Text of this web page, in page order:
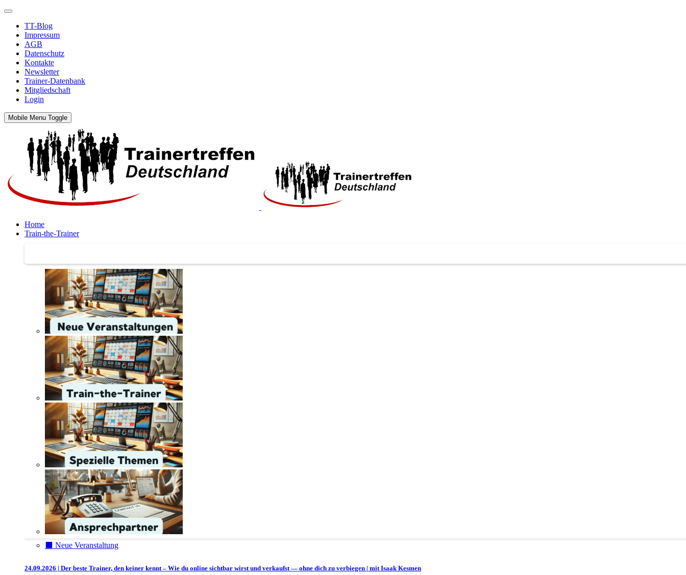
TT-Blog
Impressum
AGB
Datenschutz
Kontakte
Newsletter
Trainer-Datenbank
Mitgliedschaft
Login
Mobile Menu Toggle
Home
Train-the-Trainer
⬛️ Neue Veranstaltung
24.09.2026 | Der beste Trainer, den keiner kennt – Wie du online sichtbar wirst und verkaufst — ohne dich zu verbiegen | mit Isaak Kesmen